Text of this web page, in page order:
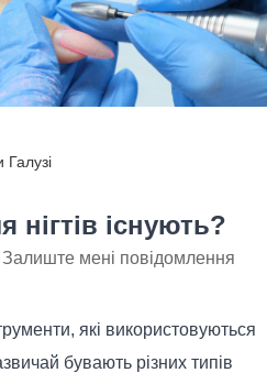
Галузі
нігтів існують?
Залиште мені повідомлення
які використовуються
бувають різних типів